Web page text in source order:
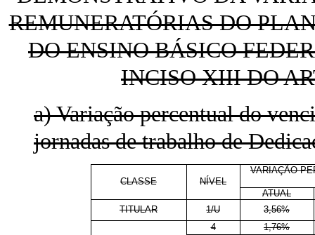
REMUNERATÓRIAS DO
DO ENSINO BÁSICO
INCISO XIII DO
a) Variação percentual do
jornadas de trabalho de
CLASSE NÍVEL
VARIAÇÃO
ATUAL
TITULAR
1/U 3,56%
4
1,76%